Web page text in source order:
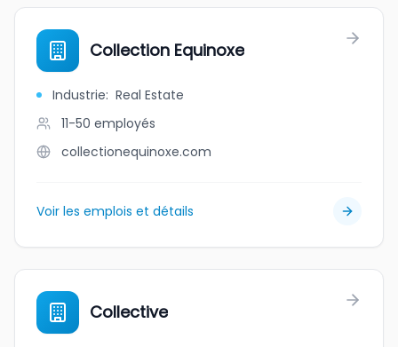
Collection Equinoxe
Industrie: Real Estate
11-50 employés
collectionequinoxe.com
Voir les emplois et détails
Collective